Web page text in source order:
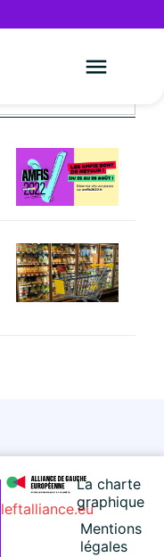
La charte
graphique
Mentions
légales
leftalliance.eu